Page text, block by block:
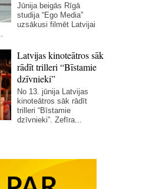
Jūnija beigās Rīgā
studija “Ego Media”
uzsākusi filmēt Latvijai
Latvijas kinoteātros sāk
rādīt trilleri “Bīstamie
dzīvnieki”
No 13. jūnija Latvijas
kinoteātros sāk rādīt
trilleri “Bīstamie
dzīvnieki”. Zefīra...